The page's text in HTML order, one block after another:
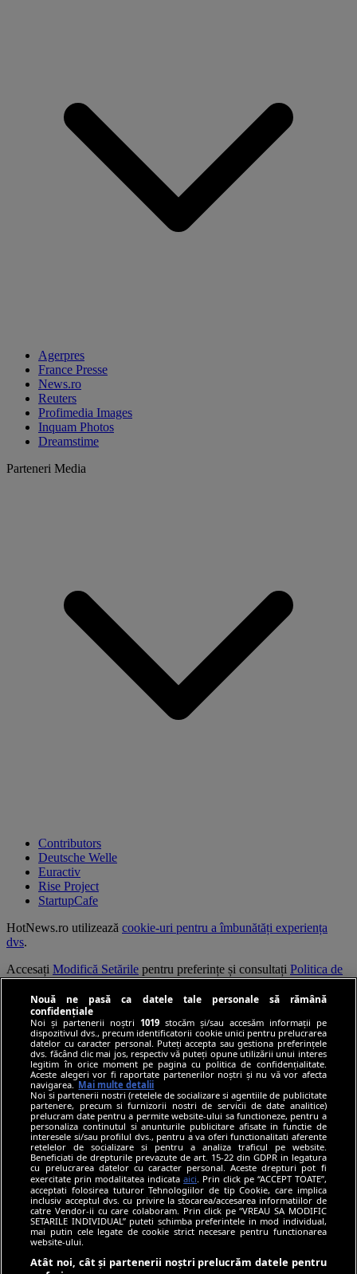
Agerpres
France Presse
News.ro
Reuters
Profimedia Images
Inquam Photos
Dreamstime
Parteneri Media
Contributors
Deutsche Welle
Euractiv
Rise Project
StartupCafe
HotNews.ro utilizează cookie-uri pentru a îmbunătăți experiența
dvs.
Accesați Modifică Setările pentru preferințe și consultați Politica de
confidențialitate.
Continuarea navigării implică acceptarea
© HotNews.ro 2006-2026
Nouă ne pasă ca datele tale personale să rămână
confidențiale
Noi și partenerii noștri1019 stocăm și/sau accesăm informații pe
dispozitivul dvs., precum identificatorii cookie unici pentru prelucrarea
datelor cu caracter personal. Puteți accepta sau gestiona preferințele
dvs. făcând clic mai jos, respectiv vă puteți opune utilizării unui interes
legitim în orice moment pe pagina cu politica de confidențialitate.
Aceste alegeri vor fi raportate partenerilor noștri și nu vă vor afecta
navigarea. Mai multe detalii
Noi si partenerii nostri (retelele de socializare si agentiile de publicitate
partenere, precum si furnizorii nostri de servicii de date analitice)
prelucram date pentru a permite website-ului sa functioneze, pentru a
personaliza continutul si anunturile publicitare afisate in functie de
interesele si/sau profilul dvs., pentru a va oferi functionalitati aferente
retelelor de socializare si pentru a analiza traficul pe website.
Beneficiati de drepturile prevazute de art. 15-22 din GDPR in legatura
cu prelucrarea datelor cu caracter personal. Aceste drepturi pot fi
exercitate prin modalitatea indicataaici . Prin click pe “ACCEPT TOATE”,
acceptati folosirea tuturor Tehnologiilor de tip Cookie, care implica
inclusiv acceptul dvs. cu privire la stocarea/accesarea informatiilor de
catre Vendor-ii cu care colaboram. Prin click pe “VREAU SA MODIFIC
SETARILE INDIVIDUAL” puteti schimba preferintele in mod individual,
mai putin cele legate de cookie strict necesare pentru functionarea
website-ului.
Atât noi, cât și partenerii noștri prelucrăm datele pentru